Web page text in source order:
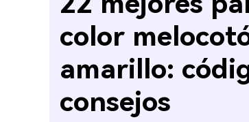
color
amarillo:
consejos